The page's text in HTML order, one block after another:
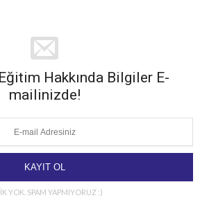
Hakkında Bilgiler E-
mailinizde!
YOK. SPAM YAPMIYORUZ :)